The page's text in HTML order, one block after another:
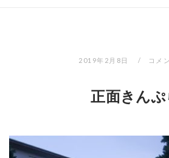
2019年2月8日 コメ
正面きんぷ